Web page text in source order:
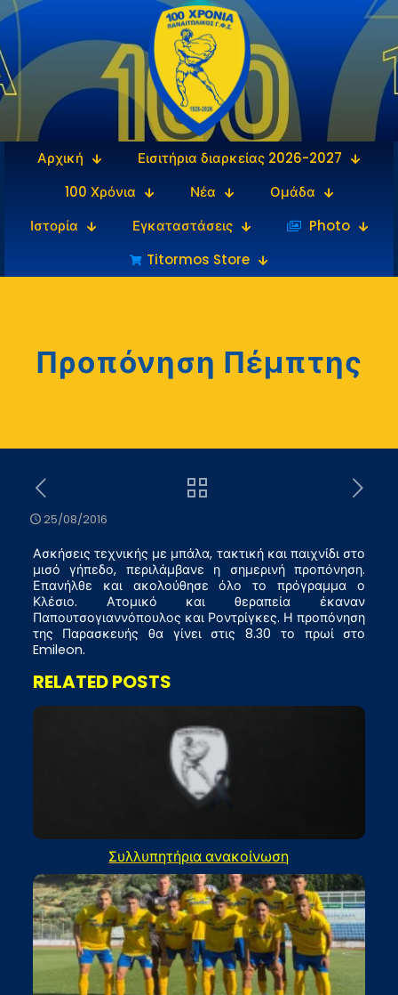
Αρχική
Εισιτήρια διαρκείας 2026-2027
100 Χρόνια
Νέα
Ομάδα
Ιστορία
Εγκαταστάσεις
‎‏‏‎ ‎Photo
Titormos Store
Προπόνηση Πέμπτης
25/08/2016
Ασκήσεις τεχνικής με μπάλα, τακτική και παιχνίδι στο
μισό γήπεδο, περιλάμβανε η σημερινή προπόνηση.
Επανήλθε και ακολούθησε όλο το πρόγραμμα ο
Κλέσιο. Ατομικό και θεραπεία έκαναν
Παπουτσογιαννόπουλος και Ροντρίγκες. Η προπόνηση
της Παρασκευής θα γίνει στις 8.30 το πρωί στο
Emileon.
RELATED POSTS
Συλλυπητήρια ανακοίνωση